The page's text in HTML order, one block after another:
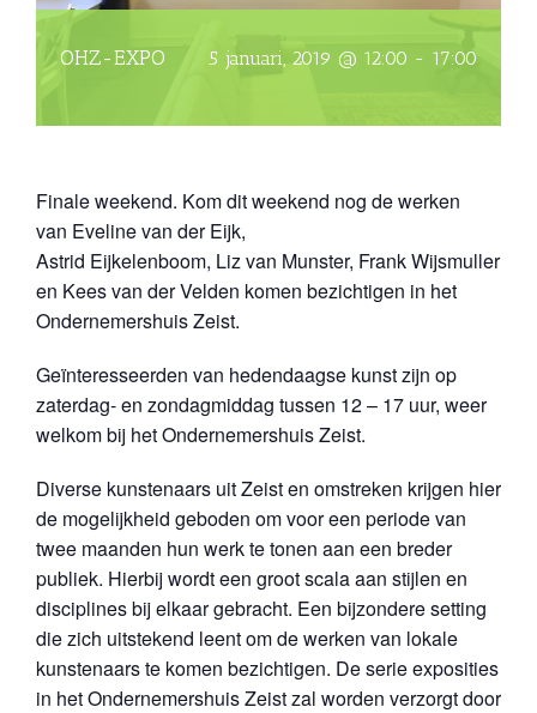
OHZ-EXPO 5 januari, 2019 @ 12:00 - 17:00
Finale weekend. Kom dit weekend nog de werken
van Eveline van der Eijk,
Astrid Eijkelenboom, Liz van Munster, Frank Wijsmuller
en Kees van der Velden komen bezichtigen in het
Ondernemershuis Zeist.
Geïnteresseerden van hedendaagse kunst zijn op
zaterdag- en zondagmiddag tussen 12 – 17 uur, weer
welkom bij het Ondernemershuis Zeist.
Diverse kunstenaars uit Zeist en omstreken krijgen hier
de mogelijkheid geboden om voor een periode van
twee maanden hun werk te tonen aan een breder
publiek. Hierbij wordt een groot scala aan stijlen en
disciplines bij elkaar gebracht. Een bijzondere setting
die zich uitstekend leent om de werken van lokale
kunstenaars te komen bezichtigen. De serie exposities
in het Ondernemershuis Zeist zal worden verzorgt door